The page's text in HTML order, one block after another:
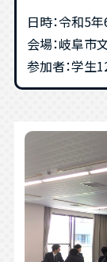
日時：令和5
会場：岐阜
参加者：学生